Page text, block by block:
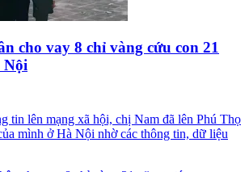
cho vay 8 chỉ vàng cứu con 21
Nội
tin lên mạng xã hội, chị Nam đã lên Phú Thọ
mình ở Hà Nội nhờ các thông tin, dữ liệu